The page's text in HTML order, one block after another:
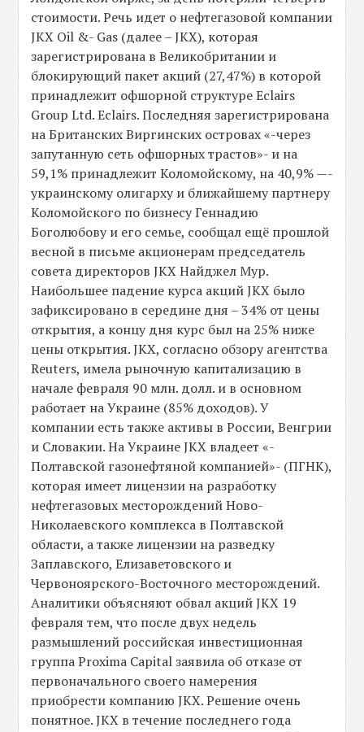
стоимости. Речь идет о нефтегазовой компании
JKX Oil &- Gas (далее – JKX), которая
зарегистрирована в Великобритании и
блокирующий пакет акций (27,47%) в которой
принадлежит офшорной структуре Eclairs
Group Ltd. Eclairs. Последняя зарегистрирована
на Британских Виргинских островах «-через
запутанную сеть офшорных трастов»- и на
59,1% принадлежит Коломойскому, на 40,9% —-
украинскому олигарху и ближайшему партнеру
Коломойского по бизнесу Геннадию
Боголюбову и его семье, сообщал ещё прошлой
весной в письме акционерам председатель
совета директоров JKX Найджел Мур.
Наибольшее падение курса акций JKX было
зафиксировано в середине дня – 34% от цены
открытия, а концу дня курс был на 25% ниже
цены открытия. JKX, согласно обзору агентства
Reuters, имела рыночную капитализацию в
начале февраля 90 млн. долл. и в основном
работает на Украине (85% доходов). У
компании есть также активы в России, Венгрии
и Словакии. На Украине JKX владеет «-
Полтавской газонефтяной компанией»- (ПГНК),
которая имеет лицензии на разработку
нефтегазовых месторождений Ново-
Николаевского комплекса в Полтавской
области, а также лицензии на разведку
Заплавского, Елизаветовского и
Червоноярского-Восточного месторождений.
Аналитики объясняют обвал акций JKX 19
февраля тем, что после двух недель
размышлений российская инвестиционная
группа Proxima Capital заявила об отказе от
первоначального своего намерения
приобрести компанию JKX. Решение очень
понятное. JKX в течение последнего года